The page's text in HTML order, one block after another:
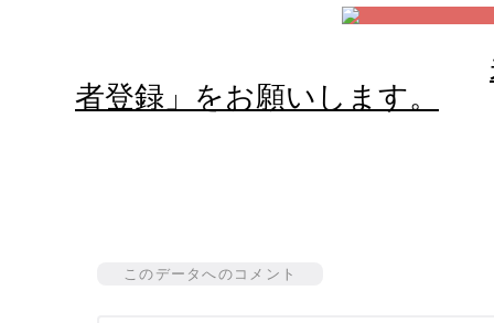
者登録」をお願いします。
このデータへのコメント